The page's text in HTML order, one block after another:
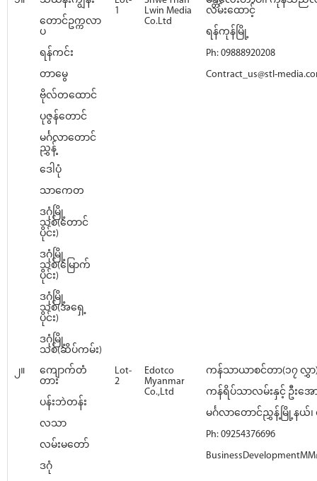
တောင်ဥက္ကလာ
ပ
ရန်ကင်း
တာမွေ
ဗိုလ်တထောင်
ပုဇွန်တောင်
မင်္ဂလာတောင်
ညွှန့်
ဒေါပုံ
သာကေတ
ဒဂုံမြို့
သစ်(တောင်
ပိုင်း)
ဒဂုံမြို့
သစ်(မြောက်
ပိုင်း)
ဒဂုံမြို့
သစ်(အရှေ့
ပိုင်း)
ဒဂုံမြို့
သစ်(ဆိပ်ကမ်း)
1
Lwin Media
Co.Ltd
လမ်းထောင့်
ရန်ကုန်မြို့
Ph: 09888920208
Contract_us@stl-
၂။
ကျောက်တံ
တား
ပန်းဘဲတန်း
လသာ
လမ်းမတော်
ဒဂုံ
Lot-
2
Edotco
Myanmar
Co.,Ltd
ကန်သာယာစင်တာ(၁၇ လွှာ)
ကန်ရိပ်သာလမ်းနှင့် ဦးအေ
မင်္ဂလာတောင်ညွှန့်မြို့နယ်၊
Ph: 09254376696